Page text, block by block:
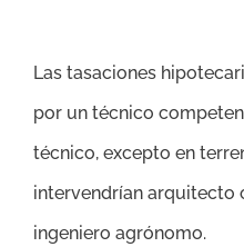
Las tasaciones
por un técnico
técnico, excepto en
intervendrían arquitecto
ingeniero agrónomo.